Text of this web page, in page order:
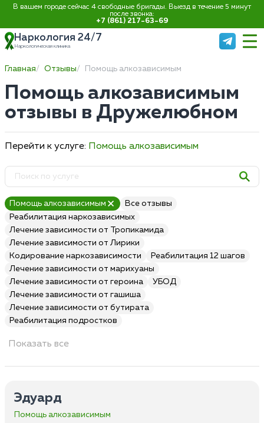
В вашем городе сейчас 4 свободные бригады. Выезд в течение 5 минут
после звонка:
+7 (861) 217-63-69
Наркология 24/7
Наркологическая клиника
Главная Отзывы Помощь алкозависимым
Помощь алкозависимым
отзывы в Дружелюбном
Перейти к услуге: Помощь алкозависимым
Помощь алкозависимым
Все отзывы
Реабилитация наркозависимых
Лечение зависимости от Тропикамида
Лечение зависимости от Лирики
Кодирование наркозависимости
Реабилитация 12 шагов
Лечение зависимости от марихуаны
Лечение зависимости от героина
УБОД
Лечение зависимости от гашиша
Лечение зависимости от бутирата
Реабилитация подростков
Показать все
Эдуард
Помощь алкозависимым